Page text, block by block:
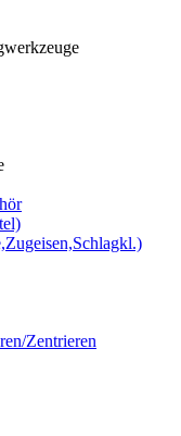
Zentrieren